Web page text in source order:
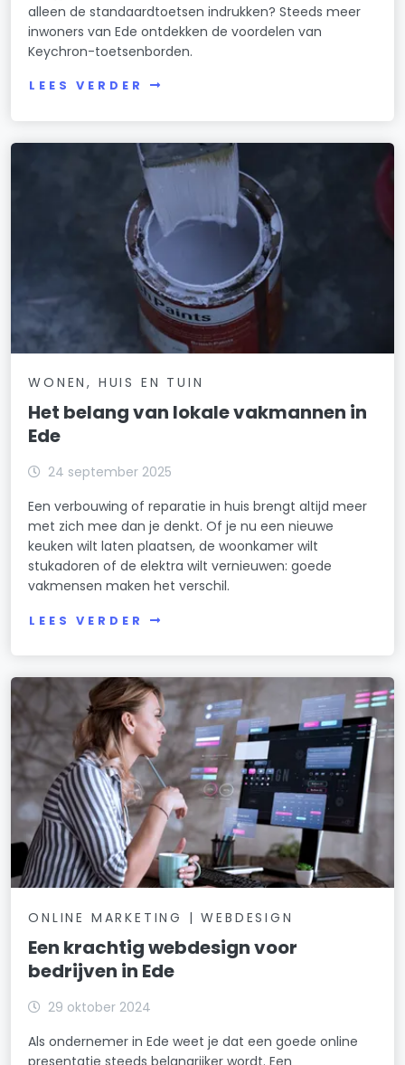
alleen de standaardtoetsen indrukken? Steeds meer
inwoners van Ede ontdekken de voordelen van
Keychron-toetsenborden.
LEES VERDER
WONEN, HUIS EN TUIN
Het belang van lokale vakmannen in
Ede
24 september 2025
Een verbouwing of reparatie in huis brengt altijd meer
met zich mee dan je denkt. Of je nu een nieuwe
keuken wilt laten plaatsen, de woonkamer wilt
stukadoren of de elektra wilt vernieuwen: goede
vakmensen maken het verschil.
LEES VERDER
ONLINE MARKETING | WEBDESIGN
Een krachtig webdesign voor
bedrijven in Ede
29 oktober 2024
Als ondernemer in Ede weet je dat een goede online
presentatie steeds belangrijker wordt. Een